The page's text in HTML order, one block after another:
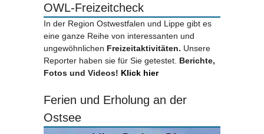
OWL-Freizeitcheck
In der Region Ostwestfalen und Lippe gibt es
eine ganze Reihe von interessanten und
ungewöhnlichen Freizeitaktivitäten. Unsere
Reporter haben sie für Sie getestet. Berichte,
Fotos und Videos! Klick hier
Ferien und Erholung an der
Ostsee